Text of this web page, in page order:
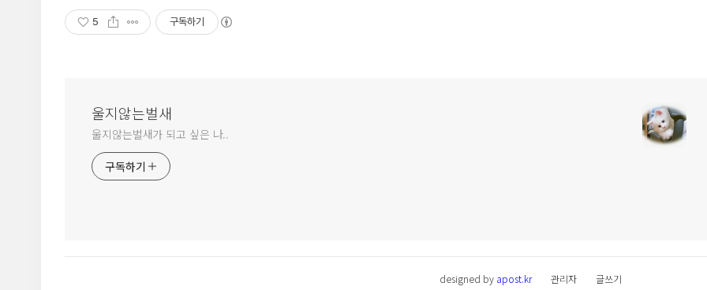
5 구독하기
울지않는벌새
울지않는벌새가 되고 싶은 나..
구독하기
designed by apost.kr 관리자 글쓰기